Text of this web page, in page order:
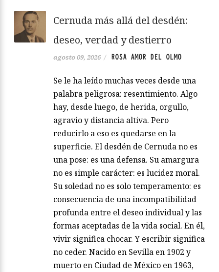
Cernuda más allá del desdén:
deseo, verdad y destierro
agosto 09, 2026 / ROSA AMOR DEL OLMO
Se le ha leído muchas veces desde una
palabra peligrosa: resentimiento. Algo
hay, desde luego, de herida, orgullo,
agravio y distancia altiva. Pero
reducirlo a eso es quedarse en la
superficie. El desdén de Cernuda no es
una pose: es una defensa. Su amargura
no es simple carácter: es lucidez moral.
Su soledad no es solo temperamento: es
consecuencia de una incompatibilidad
profunda entre el deseo individual y las
formas aceptadas de la vida social. En él,
vivir significa chocar. Y escribir significa
no ceder. Nacido en Sevilla en 1902 y
muerto en Ciudad de México en 1963,